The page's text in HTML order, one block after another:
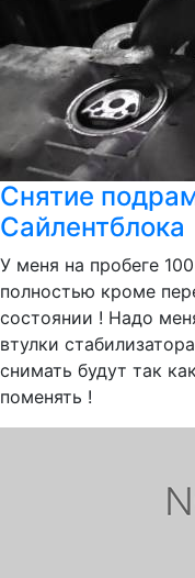
Снятие
Сайлентблока
У меня на пробеге
полностью кроме
состоянии ! Надо
втулки
снимать будут так
поменять !